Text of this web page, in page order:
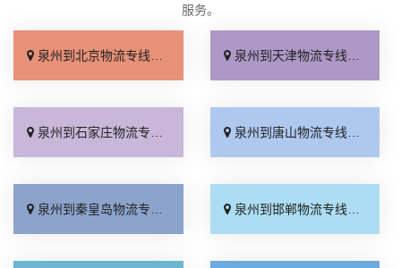
服务。
泉州到北京物流专线_几天到达「按时送达」 泉州到天津物流专线_运价查询「实时跟踪 」
泉州到石家庄物流专线_无需中转「来电咨询」 泉州到唐山物流专线_直达特快专线「市县闪送」
泉州到秦皇岛物流专线_直通专线「高效快运」 泉州到邯郸物流专线_合理收费「零担配货」